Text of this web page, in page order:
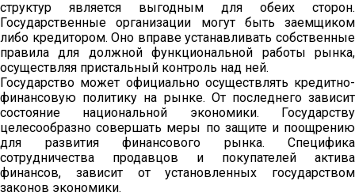
структур является выгодным для обеих сторон.
Государственные организации могут быть заемщиком
либо кредитором. Оно вправе устанавливать собственные
правила для должной функциональной работы рынка,
осуществляя пристальный контроль над ней.
Государство может официально осуществлять кредитно-
финансовую политику на рынке. От последнего зависит
состояние национальной экономики. Государству
целесообразно совершать меры по защите и поощрению
для развития финансового рынка. Специфика
сотрудничества продавцов и покупателей актива
финансов, зависит от установленных государством
законов экономики.